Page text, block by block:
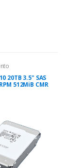
20TB 3.5" SAS
512MiB CMR